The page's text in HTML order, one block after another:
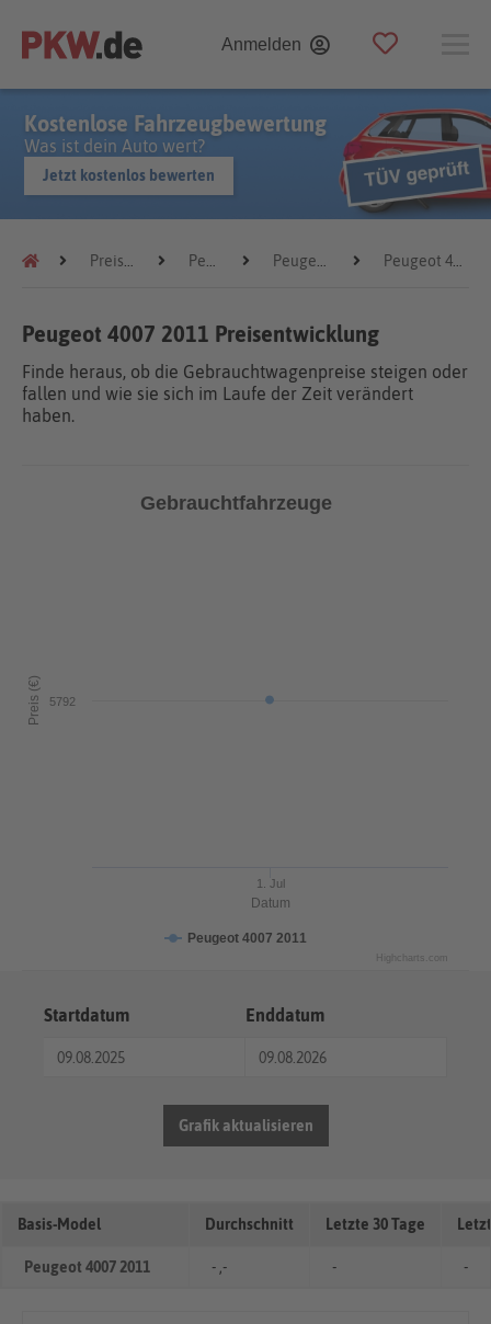
Anmelden
Kostenlose Fahrzeugbewertung
Was ist dein Auto wert?
Jetzt kostenlos bewerten
Preistrends Peugeot Peugeot 4007 Peugeot 4007 2011
Peugeot 4007 2011 Preisentwicklung
Finde heraus, ob die Gebrauchtwagenpreise steigen oder
fallen und wie sie sich im Laufe der Zeit verändert
haben.
Datum
Preis (€)
Gebrauchtfahrzeuge
Peugeot 4007 2011
1. Jul
5792
Highcharts.com
Startdatum Enddatum
Grafik aktualisieren
Basis-Model Durchschnitt Letzte 30 Tage
Peugeot 4007 2011 - ,- - -